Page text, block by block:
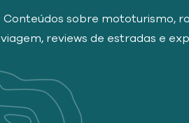
Conteúdos sobre mototurismo,
viagem, reviews de estradas e